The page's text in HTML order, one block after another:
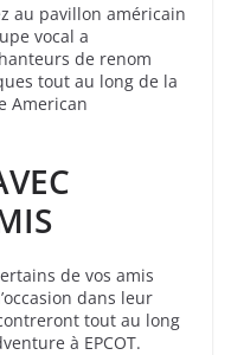
au pavillon américain
vocal a
de renom
tout au long de la
American
de vos amis
dans leur
tout au long
à EPCOT.